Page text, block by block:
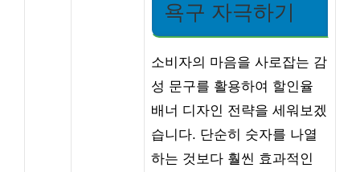
욕구 자극하기
소비자의 마음을 사로잡는 감
성 문구를 활용하여 할인율
배너 디자인 전략을 세워보겠
습니다. 단순히 숫자를 나열
하는 것보다 훨씬 효과적인